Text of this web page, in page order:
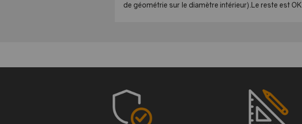
de géométrie sur le diamètre intérieur).Le reste est OK